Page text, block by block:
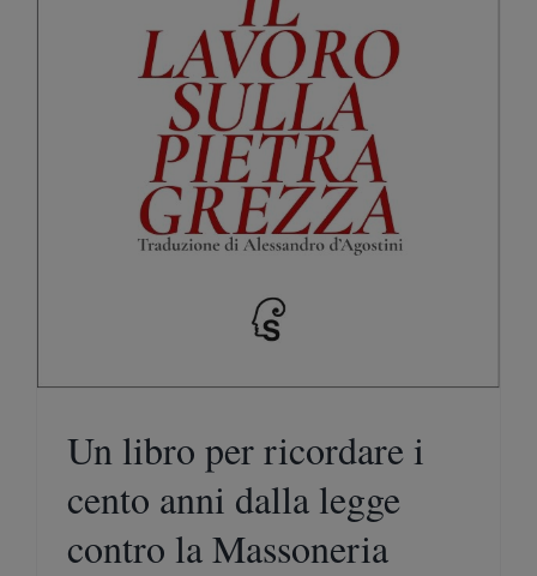
Un libro per ricordare i
cento anni dalla legge
contro la Massoneria